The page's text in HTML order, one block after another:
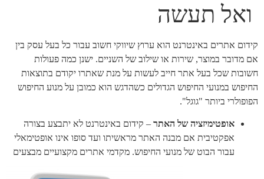
ואל תעשה
קידום אתרים באינטרנט הוא ערוץ שיווקי חשוב עבור כל בעל עסק בין
אם מדובר במוצר, שירות או שילוב של השניים. ישנן כמה פעולות
חשובות שכל בעל אתר חייב לעשות על מנת שאתרו יקודם בתוצאות
החיפוש במנועי החיפוש הגדולים כשהדגש הוא כמובן על מנוע החיפוש
הפופולרי ביותר "גוגל".
אופטימיזציה של האתר – קידום באינטרנט לא יתבצע בצורה
אפקטיבית אם מבנה האתר מראשיתו ועד סופו אינו אופטימאלי
עבור הבוט של מנועי החיפוש. מקדמי אתרים מקצועיים מבצעים